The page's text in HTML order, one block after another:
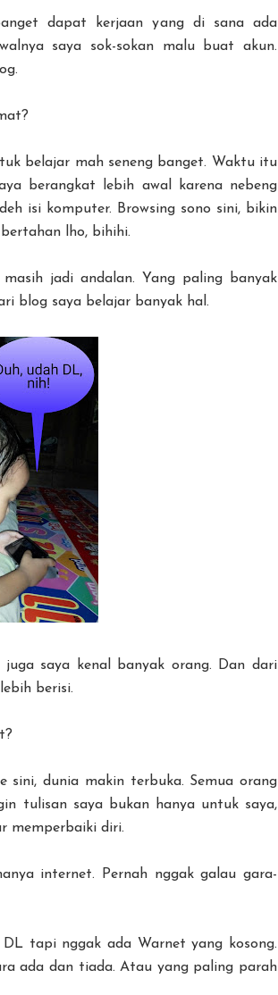
dapat kerjaan yang di sana ada
saya sok-sokan malu buat akun.
belajar mah seneng banget. Waktu itu
berangkat lebih awal karena nebeng
isi komputer. Browsing sono sini, bikin
lho, bihihi.
jadi andalan. Yang paling banyak
blog saya belajar banyak hal.
saya kenal banyak orang. Dan dari
berisi.
sini, dunia makin terbuka. Semua orang
tulisan saya bukan hanya untuk saya,
memperbaiki diri.
internet. Pernah nggak galau gara-
tapi nggak ada Warnet yang kosong.
ada dan tiada. Atau yang paling parah